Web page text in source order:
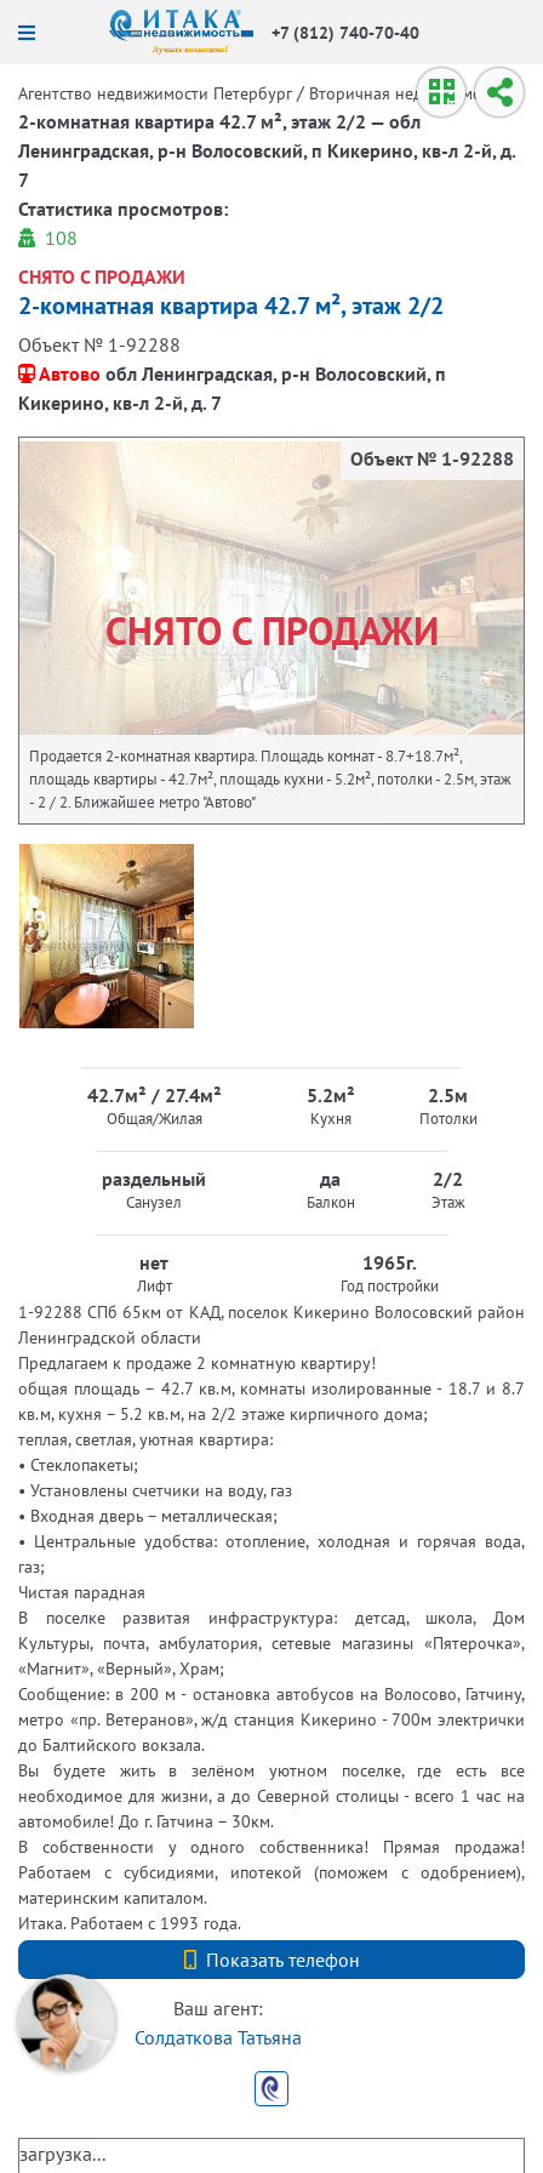
+7 (812) 740-70-40
Агентство недвижимости Петербург / Вторичная недвижимость /
2-комнатная квартира 42.7 м², этаж 2/2 — обл
Ленинградская, р-н Волосовский, п Кикерино, кв-л 2-й, д.
7
Статистика просмотров:
108
СНЯТО С ПРОДАЖИ
2-комнатная квартира 42.7 м², этаж 2/2
Объект № 1-92288
Автово обл Ленинградская, р-н Волосовский, п
Кикерино, кв-л 2-й, д. 7
СНЯТО С ПРОДАЖИ
Объект № 1-92288
Продается 2-комнатная квартира. Площадь комнат - 8.7+18.7м²,
площадь квартиры - 42.7м², площадь кухни - 5.2м², потолки - 2.5м, этаж
- 2 / 2. Ближайшее метро "Автово"
42.7м² / 27.4м²
Общая/Жилая
5.2м²
Кухня
2.5м
Потолки
раздельный
Санузел
да
Балкон
2/2
Этаж
нет
Лифт
1965г.
Год постройки
1-92288 СПб 65км от КАД, поселок Кикерино Волосовский район
Ленинградской области
Предлагаем к продаже 2 комнатную квартиру!
общая площадь – 42.7 кв.м, комнаты изолированные - 18.7 и 8.7
кв.м, кухня – 5.2 кв.м, на 2/2 этаже кирпичного дома;
теплая, светлая, уютная квартира:
• Стеклопакеты;
• Установлены счетчики на воду, газ
• Входная дверь – металлическая;
• Центральные удобства: отопление, холодная и горячая вода,
газ;
Чистая парадная
В поселке развитая инфраструктура: детсад, школа, Дом
Культуры, почта, амбулатория, сетевые магазины «Пятерочка»,
«Магнит», «Верный», Храм;
Сообщение: в 200 м - остановка автобусов на Волосово, Гатчину,
метро «пр. Ветеранов», ж/д станция Кикерино - 700м электрички
до Балтийского вокзала.
Вы будете жить в зелёном уютном поселке, где есть все
необходимое для жизни, а до Северной столицы - всего 1 час на
автомобиле! До г. Гатчина – 30км.
В собственности у одного собственника! Прямая продажа!
Работаем с субсидиями, ипотекой (поможем с одобрением),
материнским капиталом.
Итака. Работаем с 1993 года.
Показать телефон
+7 (812) 740-70-40
Ваш агент:
Солдаткова Татьяна
загрузка...